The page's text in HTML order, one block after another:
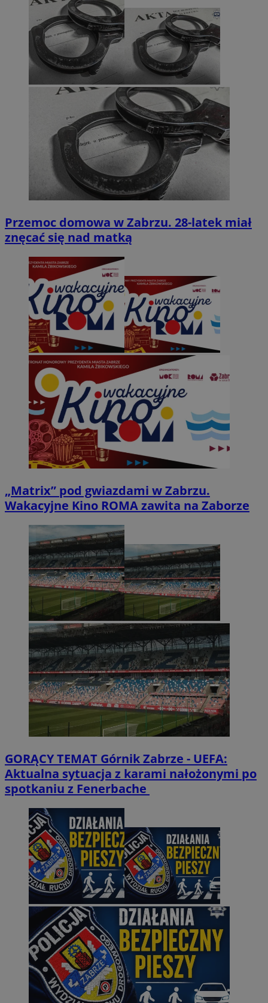
Przemoc domowa w Zabrzu. 28-latek miał
znęcać się nad matką
„Matrix” pod gwiazdami w Zabrzu.
Wakacyjne Kino ROMA zawita na Zaborze
GORĄCY TEMAT Górnik Zabrze - UEFA:
Aktualna sytuacja z karami nałożonymi po
spotkaniu z Fenerbache